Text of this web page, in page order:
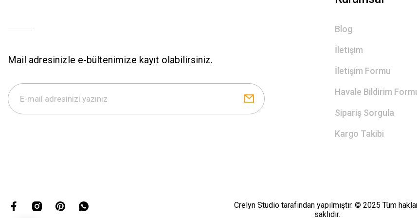
Mail adresinizle e-bültenimize kayıt olabilirsiniz.
Blog
İletişim
İletişim Formu
Havale Bildirim
Sipariş Sorgula
Kargo Takibi
Crelyn Studio tarafından yapılmıştır. © 2025 Tüm
saklıdır.